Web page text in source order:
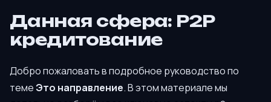
Данная сфера: P2P
кредитование
Добро пожаловать в подробное руководство по
темеЭто направление. В этом материале мы